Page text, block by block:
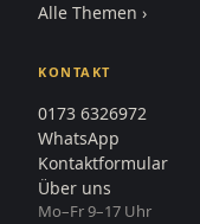
Alle Themen ›
KONTAKT
0173 6326972
WhatsApp
Kontaktformular
Über uns
Mo–Fr 9–17 Uhr